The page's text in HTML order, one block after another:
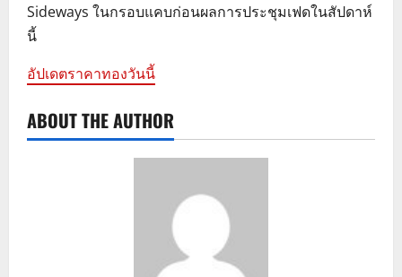
Sideways ในกรอบแคบก่อนผลการประชุมเฟดในสัปดาห์
นี้
อัปเดตราคาทองวันนี้
ABOUT THE AUTHOR